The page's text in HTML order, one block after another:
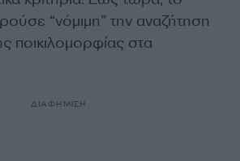
“νόμιμη” την αναζήτηση
ποικιλομορφίας στα
ΔΙΑΦΗΜΙΣΗ